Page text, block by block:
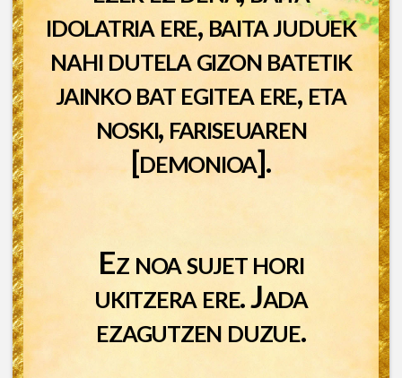
idolatria ere, baita juduek
nahi dutela gizon batetik
jainko bat egitea ere, eta
noski, fariseuaren
[demonioa].
Ez noa sujet hori
ukitzera ere. Jada
ezagutzen duzue.